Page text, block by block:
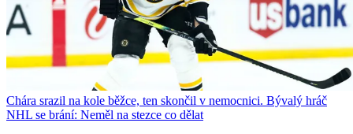
Chára srazil na kole běžce, ten skončil v nemocnici. Bývalý hráč
NHL se brání: Neměl na stezce co dělat